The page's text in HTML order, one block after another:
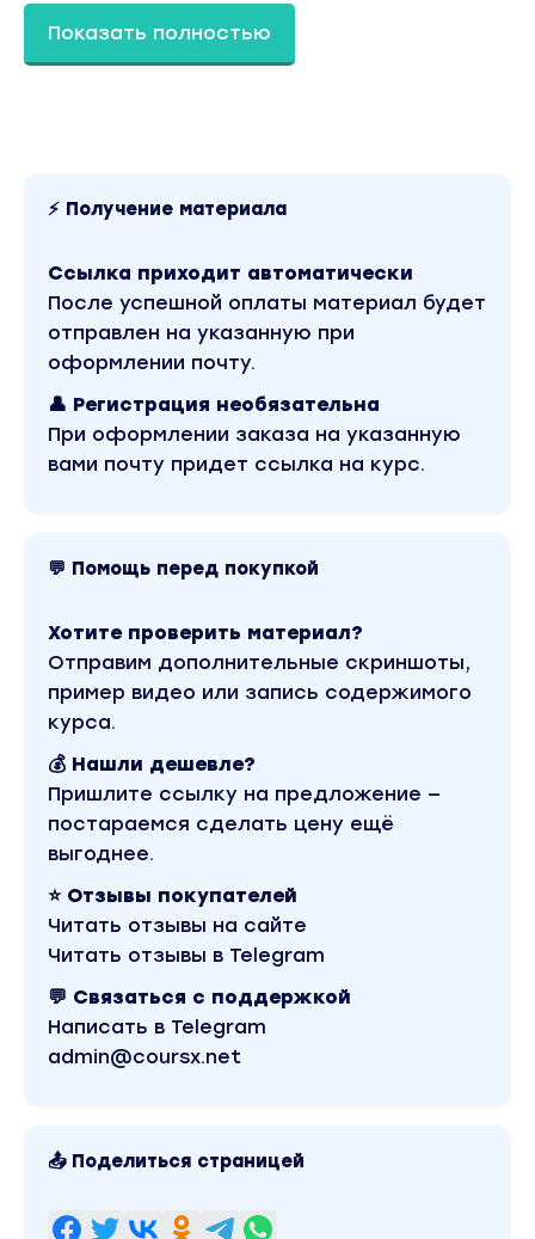
Точка А: Вы работаете маркетологом и
Вот только актуальной информации в
сплошная вода и сухая устаревшая теория.
Вы получили актуальные практические
специалиста, чтобы поднять стоимость
Вы находитесь на странице товара «University /
материала в лучшем качестве без водяных
качества записи можно посмотреть выше.
стоимость курса у автора составляет 27022
за 890 рублей. Обучающий курс входит в рубрику
Другие материалы автора «Влад Ясько» можно
Показать полностью
⚡ Получение материала
Ссылка приходит автоматически
После успешной оплаты материал будет
отправлен на указанную при
оформлении почту.
👤 Регистрация необязательна
При оформлении заказа на указанную
вами почту придет ссылка на курс.
💬 Помощь перед покупкой
Хотите проверить материал?
Отправим дополнительные скриншоты,
пример видео или запись содержимого
курса.
💰 Нашли дешевле?
Пришлите ссылку на предложение —
постараемся сделать цену ещё
выгоднее.
⭐ Отзывы покупателей
Читать отзывы на сайте
Читать отзывы в Telegram
💬 Связаться с поддержкой
Написать в Telegram
admin@coursx.net
📤 Поделиться страницей